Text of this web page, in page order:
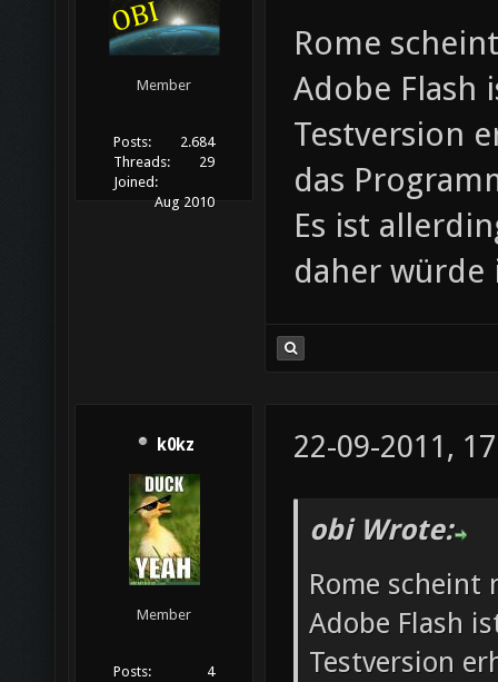
Member
Posts:
2.684
Threads:
29
Joined:
Aug 2010
Rome
Adobe Flash
Testversion
das
Es ist
daher würde
k0kz
Member
Posts:
4
22-09-2011,
obi Wrote:
Rome
Adobe Flash
Testversion